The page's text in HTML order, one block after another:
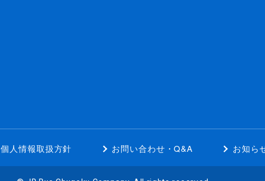
個人情報取扱方針 お問い合わせ・Q&A お知ら